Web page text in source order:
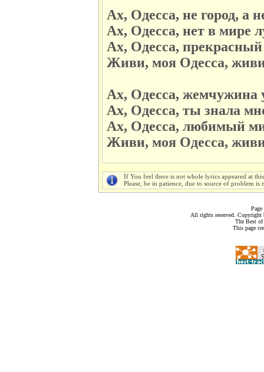
Ах, Одесса, не город, а
Ах, Одесса, нет в мире
Ах, Одесса,
Живи, моя Одесса,
Ах, Одесса, жемчужина
Ах, Одесса, ты знала
Ах, Одесса, любимый
Живи, моя Одесса,
If You feel there is not whole lyrics appeared at
Please, be in patience, due to source of problem
All rights reserved.
The Best
This page